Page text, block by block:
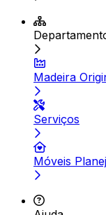
Madeira
Serviços
Móveis